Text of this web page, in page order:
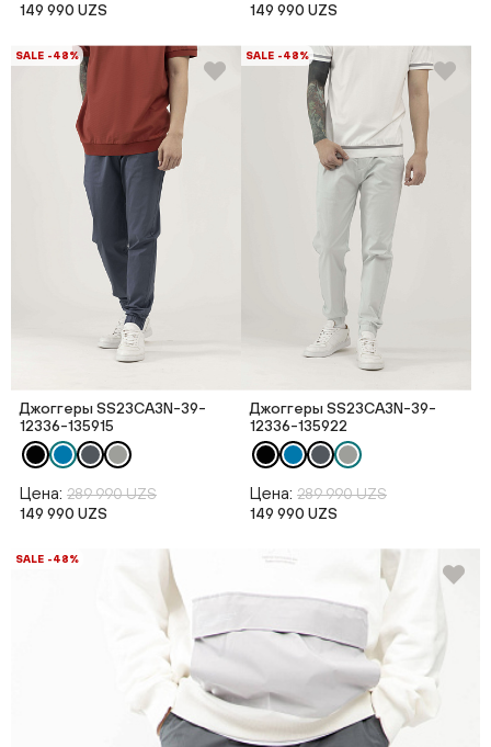
149 990 UZS
149 990 UZS
SALE -48%
Джоггеры SS23CA3N-39-
12336-135915
Цена: 289 990 UZS
149 990 UZS
SALE -48%
Джоггеры SS23CA3N-39-
12336-135922
Цена: 289 990 UZS
149 990 UZS
SALE -48%